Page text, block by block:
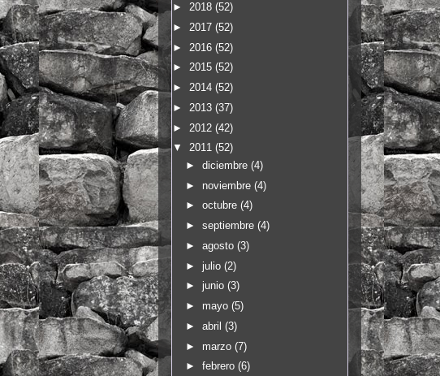
► 2018 (52)
► 2017 (52)
► 2016 (52)
► 2015 (52)
► 2014 (52)
► 2013 (37)
► 2012 (42)
▼ 2011 (52)
► diciembre (4)
► noviembre (4)
► octubre (4)
► septiembre (4)
► agosto (3)
► julio (2)
► junio (3)
► mayo (5)
► abril (3)
► marzo (7)
► febrero (6)